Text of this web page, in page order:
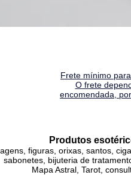
Frete mínimo
O frete
encomendada,
Produtos
figuras, orixas, santos,
sabonetes, bijuteria de
Mapa Astral, Tarot,